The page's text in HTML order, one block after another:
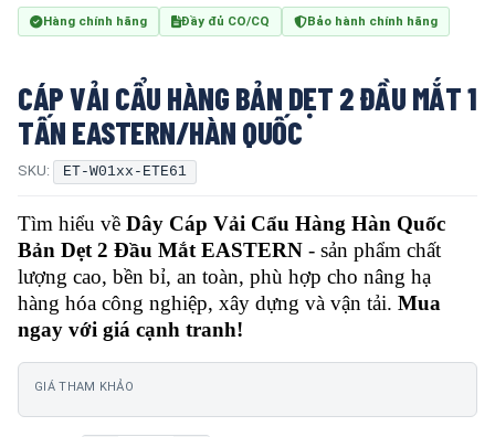
Hàng chính hãng Đầy đủ CO/CQ Bảo hành chính hãng
CÁP VẢI CẨU HÀNG BẢN DẸT 2 ĐẦU MẮT 1
TẤN EASTERN/HÀN QUỐC
SKU: ET-W01xx-ETE61
Tìm hiểu về Dây Cáp Vải Cẩu Hàng Hàn Quốc
Bản Dẹt 2 Đầu Mắt EASTERN - sản phẩm chất
lượng cao, bền bỉ, an toàn, phù hợp cho nâng hạ
hàng hóa công nghiệp, xây dựng và vận tải. Mua
ngay với giá cạnh tranh!
GIÁ THAM KHẢO